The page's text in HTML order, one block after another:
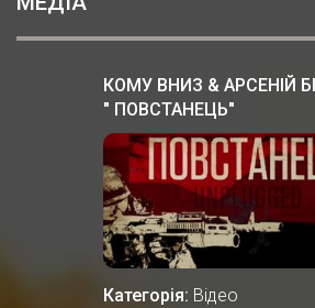
КОМУ ВНИЗ & АРСЕНІЙ
" ПОВСТАНЕЦЬ"
Категорія: Відео